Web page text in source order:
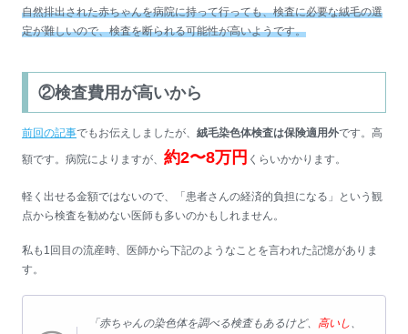
自然排出された赤ちゃんを病院に持って行っても、検査に必要な絨毛の選
定が難しいので、検査を断られる可能性が高いようです。
②検査費用が高いから
前回の記事でもお伝えしましたが、 絨毛染色体検査は保険適用外です。高
額です。病院によりますが、 約2〜8万円 くらいかかります。
軽く出せる金額ではないので、「患者さんの経済的負担になる」という観
点から検査を勧めない医師も多いのかもしれません。
私も1回目の流産時、医師から下記のようなことを言われた記憶がありま
す。
「赤ちゃんの染色体を調べる検査もあるけど、 高いし